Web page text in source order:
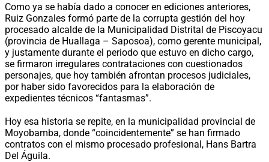
Como ya se había dado a conocer en ediciones anteriores,
Ruiz Gonzales formó parte de la corrupta gestión del hoy
procesado alcalde de la Municipalidad Distrital de Piscoyacu
(provincia de Huallaga – Saposoa), como gerente municipal,
y justamente durante el periodo que estuvo en dicho cargo,
se firmaron irregulares contrataciones con cuestionados
personajes, que hoy también afrontan procesos judiciales,
por haber sido favorecidos para la elaboración de
expedientes técnicos “fantasmas”.
Hoy esa historia se repite, en la municipalidad provincial de
Moyobamba, donde “coincidentemente” se han firmado
contratos con el mismo procesado profesional, Hans Bartra
Del Águila.